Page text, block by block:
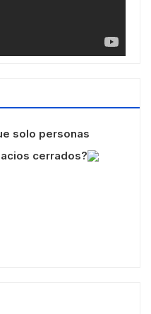
solo personas
cerrados?